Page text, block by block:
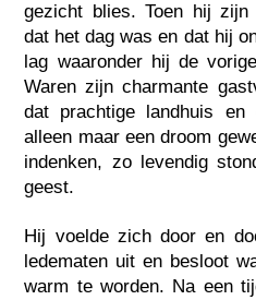
gezicht blies. Toen hij zijn
dat het dag was en dat hij
lag waaronder hij de
Waren zijn charmante
dat prachtige landhuis en
alleen maar een droom
indenken, zo levendig
geest.
Hij voelde zich door en
ledematen uit en besloot
warm te worden. Na een